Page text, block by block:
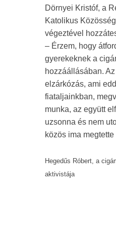
Dörnyei Kristóf, a
Katolikus
végeztével
– Érzem, hogy
gyerekeknek a
hozzáállásában.
elzárkózás, ami
fiataljainkban,
munka, az együtt
uzsonna és nem
közös ima megtette
Hegedűs Róbert, a
aktivistája